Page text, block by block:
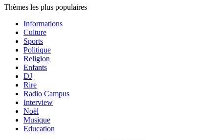
Thèmes les plus populaires
Informations
Culture
Sports
Politique
Religion
Enfants
DJ
Rire
Radio Campus
Interview
Noël
Musique
Education